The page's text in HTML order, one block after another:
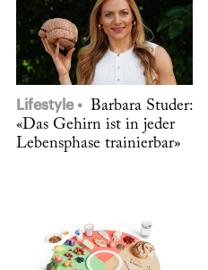
Lifestyle
Barbara Studer:
«Das Gehirn ist in jeder
Lebensphase trainierbar»